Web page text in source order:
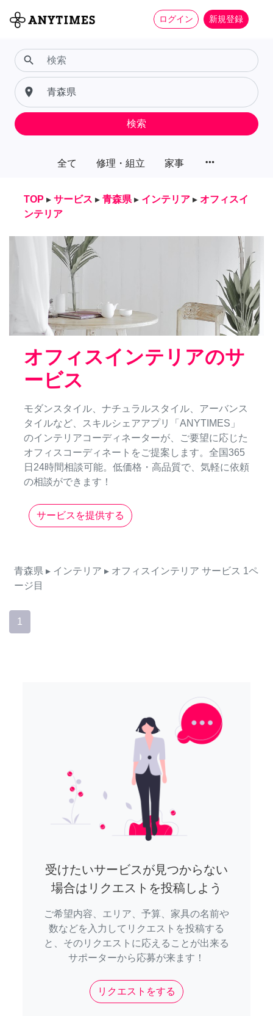
ログイン 新規登録
全て 修理・組立 家事 more_horiz
search
place
検索
TOP ▸ サービス ▸ 青森県 ▸ インテリア ▸ オフィスイ
ンテリア
オフィスインテリアのサ
ービス
モダンスタイル、ナチュラルスタイル、アーバンス
タイルなど、スキルシェアアプリ「ANYTIMES」
のインテリアコーディネーターが、ご要望に応じた
オフィスコーディネートをご提案します。全国365
日24時間相談可能。低価格・高品質で、気軽に依頼
の相談ができます！
サービスを提供する
青森県 ▸ インテリア ▸ オフィスインテリア サービス 1ペ
ージ目
1
受けたいサービスが見つからない
場合はリクエストを投稿しよう
ご希望内容、エリア、予算、家具の名前や
数などを入力してリクエストを投稿する
と、そのリクエストに応えることが出来る
サポーターから応募が来ます！
リクエストをする